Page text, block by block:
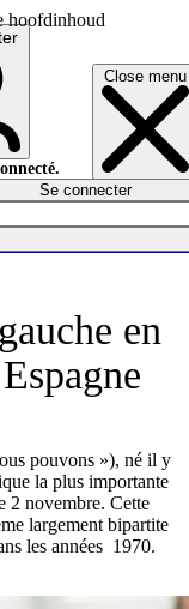
hoofdinhoud
Close menu
Se connecter
en
pouvons »), né il y
la plus importante
2 novembre. Cette
largement bipartite
les années 1970.